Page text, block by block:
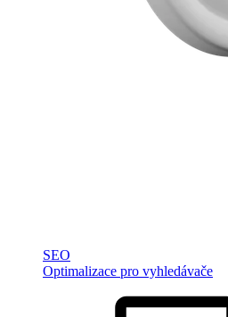
SEO
Optimalizace pro vyhledávače